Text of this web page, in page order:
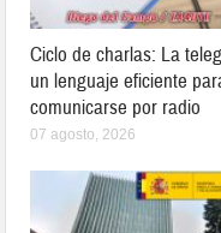
Ciclo de charlas: La
un lenguaje eficiente
comunicarse por radio
07 agosto, 2026